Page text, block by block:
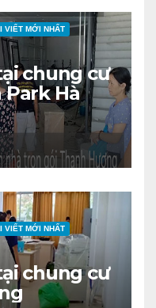
VIẾT MỚI NHẤT
chung cư
Hà
VIẾT MỚI NHẤT
chung cư